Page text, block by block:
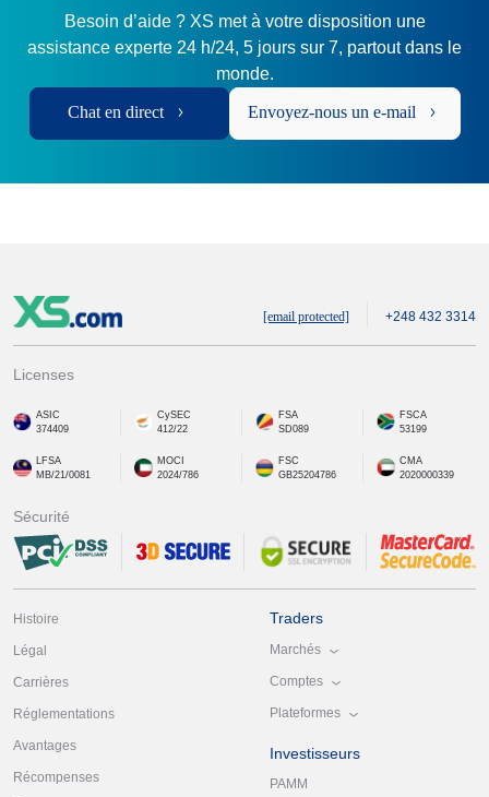
Besoin d’aide ? XS met à votre disposition une
assistance experte 24 h/24, 5 jours sur 7, partout dans le
monde.
Chat en direct Envoyez-nous un e-mail
[email protected] +248 432 3314
Licenses
ASIC
374409
CySEC
412/22
FSA
SD089
FSCA
53199
LFSA
MB/21/0081
MOCI
2024/786
FSC
GB25204786
CMA
2020000339
Sécurité
Histoire
Légal
Carrières
Réglementations
Avantages
Récompenses
Traders
Marchés
Comptes
Plateformes
Investisseurs
PAMM